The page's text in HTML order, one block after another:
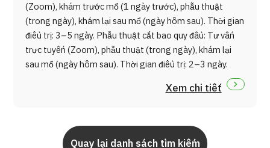
(Zoom), khám trước mổ (1 ngày trước), phẫu thuật
(trong ngày), khám lại sau mổ (ngày hôm sau). Thời gian
điều trị: 3–5 ngày. Phẫu thuật cắt bao quy đầu: Tư vấn
trực tuyến (Zoom), phẫu thuật (trong ngày), khám lại
sau mổ (ngày hôm sau). Thời gian điều trị: 2–3 ngày.
Xem chi tiết
Quay lại danh sách tìm kiếm